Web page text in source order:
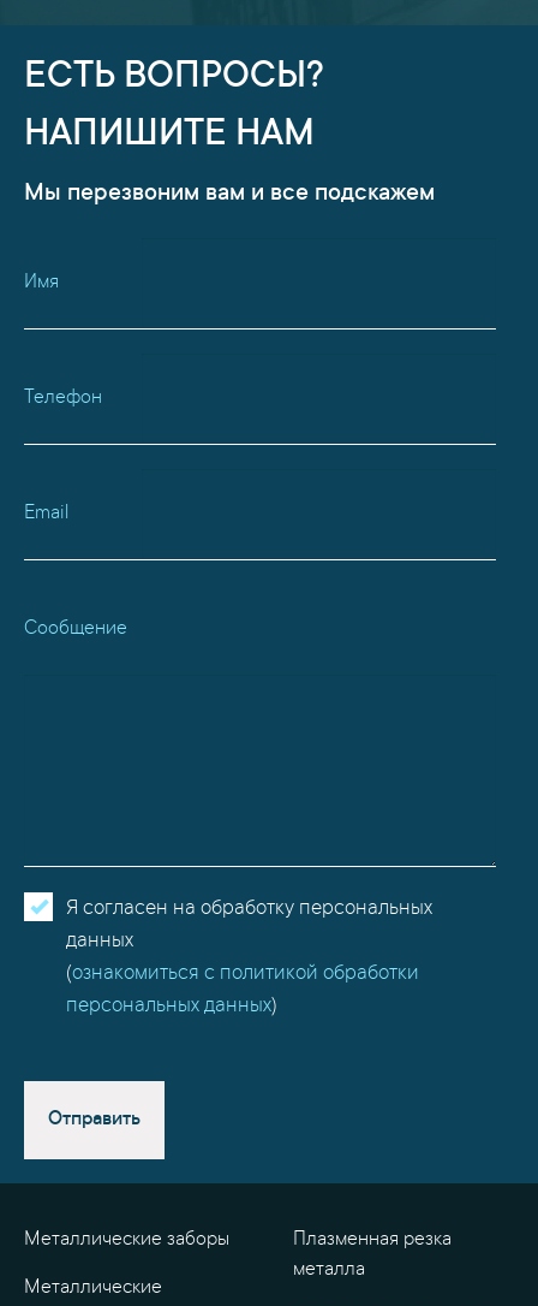
ЕСТЬ ВОПРОСЫ?
НАПИШИТЕ НАМ
Мы перезвоним вам и все подскажем
Имя
Телефон
Email
Сообщение
Я согласен на обработку персональных
данных
(ознакомиться с политикой обработки
персональных данных)
Отправить
Металлические заборы
Металлические
Плазменная резка
металла